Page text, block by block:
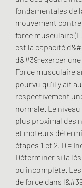
fondamentales de
mouvement
force musculaire
est la capacité
d&#39;exercer
Force musculaire
pourvu qu’il y ait
respectivement
normale. Le
plus proximal des
et moteurs
étapes 1 et 2. D =
Déterminer si la
ou incomplète.
de force dans